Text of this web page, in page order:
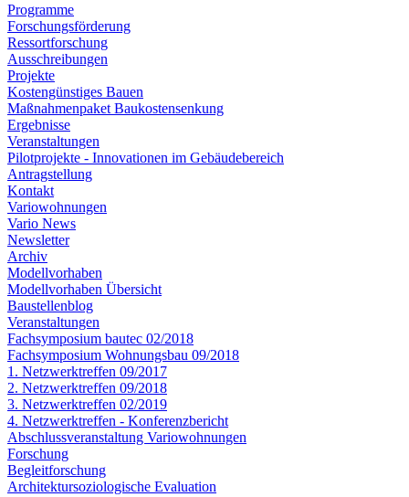
Programme
Forschungsförderung
Ressortforschung
Ausschreibungen
Projekte
Kostengünstiges Bauen
Maßnahmenpaket Baukostensenkung
Ergebnisse
Veranstaltungen
Pilotprojekte - Innovationen im Gebäudebereich
Antragstellung
Kontakt
Variowohnungen
Vario News
Newsletter
Archiv
Modellvorhaben
Modellvorhaben Übersicht
Baustellenblog
Veranstaltungen
Fachsymposium bautec 02/2018
Fachsymposium Wohnungsbau 09/2018
1. Netzwerktreffen 09/2017
2. Netzwerktreffen 09/2018
3. Netzwerktreffen 02/2019
4. Netzwerktreffen - Konferenzbericht
Abschlussveranstaltung Variowohnungen
Forschung
Begleitforschung
Architektursoziologische Evaluation